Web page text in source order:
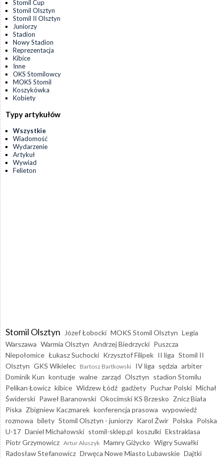
Stomil Cup
Stomil Olsztyn
Stomil II Olsztyn
Juniorzy
Stadion
Nowy Stadion
Reprezentacja
Kibice
Inne
OKS Stomilowcy
MOKS Stomil
Koszykówka
Kobiety
Typy artykułów
Wszystkie
Wiadomość
Wydarzenie
Artykuł
Wywiad
Felieton
Stomil Olsztyn Józef Łobocki MOKS Stomil Olsztyn Legia
Warszawa Warmia Olsztyn Andrzej Biedrzycki Puszcza
Niepołomice Łukasz Suchocki Krzysztof Filipek II liga Stomil II
Olsztyn GKS Wikielec Bartosz Bartkowski IV liga sędzia arbiter
Dominik Kun kontuzje walne zarząd Olsztyn stadion Stomilu
Pelikan Łowicz kibice Widzew Łódź gadżety Puchar Polski Michał
Świderski Paweł Baranowski Okocimski KS Brzesko Znicz Biała
Piska Zbigniew Kaczmarek konferencja prasowa wypowiedź
rozmowa bilety Stomil Olsztyn - juniorzy Karol Żwir Polska Polska
U-17 Daniel Michałowski stomil-sklep.pl koszulki Ekstraklasa
Piotr Grzymowicz Artur Aluszyk Mamry Giżycko Wigry Suwałki
Radosław Stefanowicz Drwęca Nowe Miasto Lubawskie Dajtki